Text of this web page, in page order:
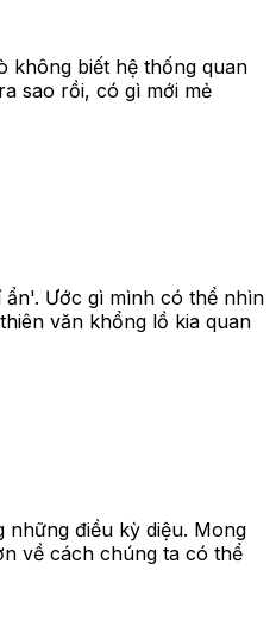
không biết hệ thống quan
sao rồi, có gì mới mẻ
Ước gì mình có thể nhìn
văn khổng lồ kia quan
những điều kỳ diệu. Mong
về cách chúng ta có thể